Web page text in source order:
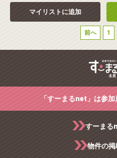
マイリストに追加
前へ 1
「すーまるnet」は参
すーまる
物件の